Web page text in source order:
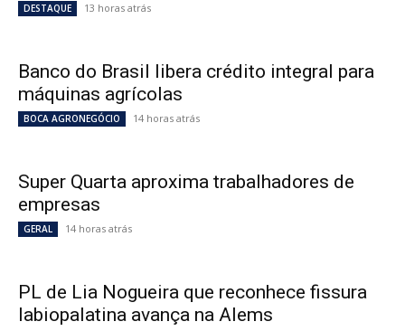
DESTAQUE 13 horas atrás
Banco do Brasil libera crédito integral para
máquinas agrícolas
BOCA AGRONEGÓCIO 14 horas atrás
Super Quarta aproxima trabalhadores de
empresas
GERAL 14 horas atrás
PL de Lia Nogueira que reconhece fissura
labiopalatina avança na Alems